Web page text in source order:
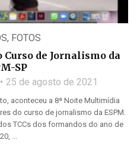
, FOTOS
de Jornalismo da
SP
25 de agosto de 2021
aconteceu a 8ª Noite Multimídia
do curso de jornalismo da ESPM.
TCCs dos formandos do ano de
...